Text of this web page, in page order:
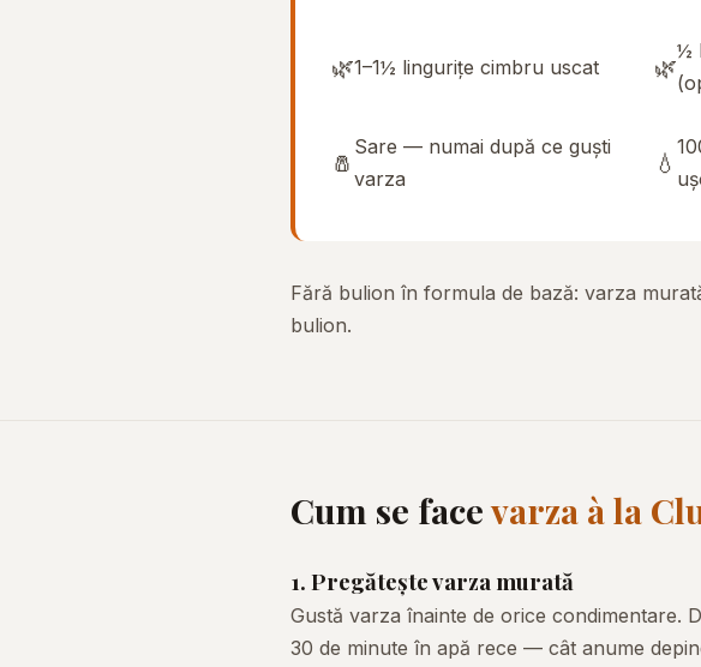
🌿1–1½ lingurițe cimbru uscat 🌿
½
🧂
Sare — numai după ce guști
varza
💧
Fără bulion în formula de bază: varza
bulion.
Cum se facevarza à la
1. Pregătește varza murată
Gustă varza înainte de orice condimentare.
30 de minute în apă rece — cât anume